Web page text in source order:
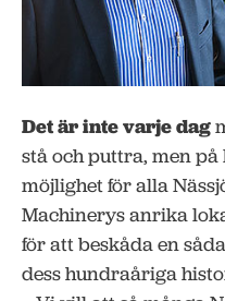
Det är inte varje dag
stå och puttra, men
möjlighet för alla
Machinerys anrika
för att beskåda en
dess hundraåriga